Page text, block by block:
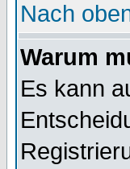
Nach
Warum
Es kann